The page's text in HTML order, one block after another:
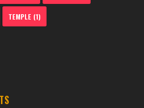
TEMPLE (1)